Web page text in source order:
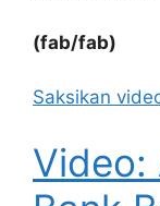
(fab/fab)
Saksikan
Video: